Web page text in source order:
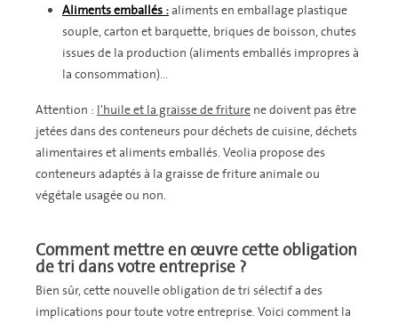
Aliments emballés :aliments en emballage plastique
souple, carton et barquette, briques de boisson, chutes
issues de la production (aliments emballés impropres à
la consommation)...
Attention : l'huile et la graisse de friture ne doivent pas être
jetées dans des conteneurs pour déchets de cuisine, déchets
alimentaires et aliments emballés. Veolia propose des
conteneurs adaptés à la graisse de friture animale ou
végétale usagée ou non.
Comment mettre en œuvre cette obligation
de tri dans votre entreprise ?
Bien sûr, cette nouvelle obligation de tri sélectif a des
implications pour toute votre entreprise. Voici comment la